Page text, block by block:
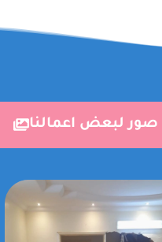
صور لبعض اعمالنا